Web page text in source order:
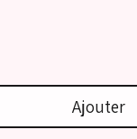
Ajouter